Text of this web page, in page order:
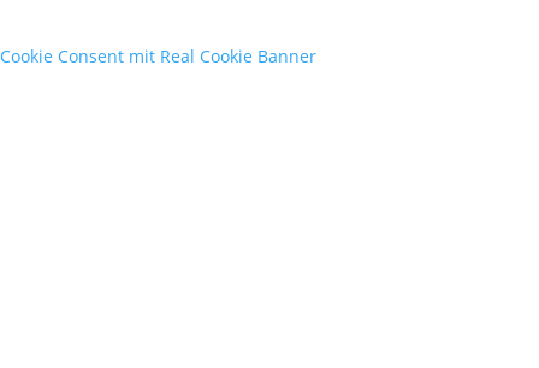
Cookie Consent mit Real Cookie Banner